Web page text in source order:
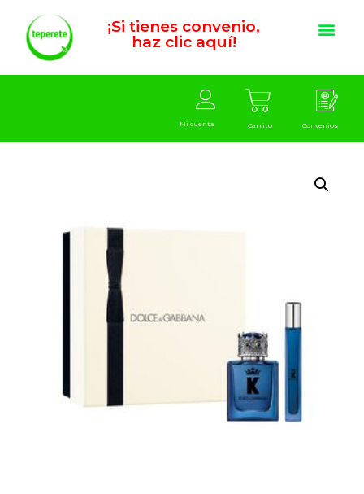
¡Si tienes convenio,
haz clic aquí!
Mi cuenta Carrito Convenios